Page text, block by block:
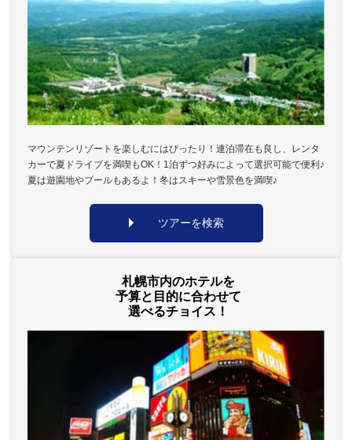
マウンテンリゾートを楽しむにはぴったり！連泊滞在も良し、レンタ
カーで夏ドライブを満喫もOK！1泊ずつ好みによって選択可能で便利♪
夏は遊園地やプールもあるよ！冬はスキーや雪景色を満喫♪
ツアーを検索
札幌市内のホテルを
予算と目的に合わせて
選べるチョイス！